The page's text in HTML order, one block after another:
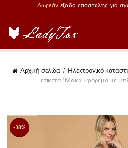
Δωρεάν έξοδα αποστολής για
Αρχική σελίδα Ηλεκτρονικό
ετικέτα “Μακρύ φόρεμα με
-38%